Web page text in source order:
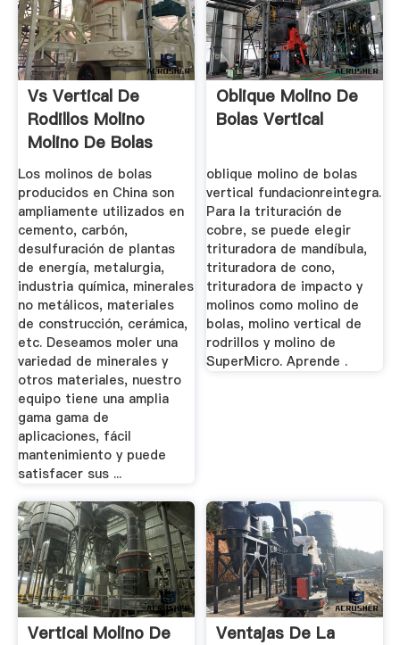
Vs Vertical De
Rodillos Molino
Molino De Bolas
Los molinos de bolas
producidos en China son
ampliamente utilizados en
cemento, carbón,
desulfuración de plantas
de energía, metalurgia,
industria química, minerales
no metálicos, materiales
de construcción, cerámica,
etc. Deseamos moler una
variedad de minerales y
otros materiales, nuestro
equipo tiene una amplia
gama gama de
aplicaciones, fácil
mantenimiento y puede
satisfacer sus ...
Oblique Molino De
Bolas Vertical
oblique molino de bolas
vertical fundacionreintegra.
Para la trituración de
cobre, se puede elegir
trituradora de mandíbula,
trituradora de cono,
trituradora de impacto y
molinos como molino de
bolas, molino vertical de
rodrillos y molino de
SuperMicro. Aprende .
Vertical Molino De Ventajas De La